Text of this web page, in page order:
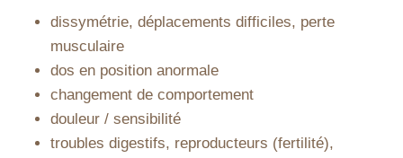
dissymétrie, déplacements difficiles, perte
musculaire
dos en position anormale
changement de comportement
douleur / sensibilité
troubles digestifs, reproducteurs (fertilité),